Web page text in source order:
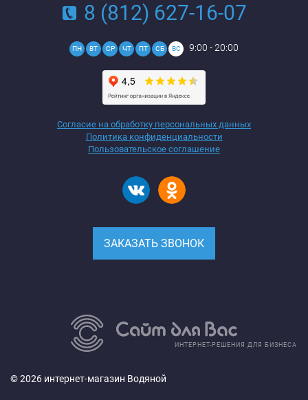
8 (812) 627-16-07
ПН ВТ СР ЧТ ПТ СБ ВС 9:00 - 20:00
Согласие на обработку персональных данных
Политика конфиденциальности
Пользовательское соглашение
ЗАКАЗАТЬ ЗВОНОК
ИНТЕРНЕТ-РЕШЕНИЯ ДЛЯ БИЗНЕСА
© 2026 интернет-магазин Водяной